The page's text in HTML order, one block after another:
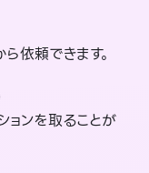
依頼できます。
ョンを取ることが